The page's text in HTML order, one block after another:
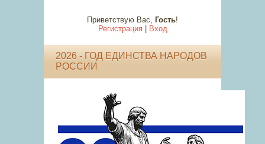
Приветствую Вас, Гость!
Регистрация| Вход
2026 - ГОД ЕДИНСТВА НАРОДОВ
РОССИИ